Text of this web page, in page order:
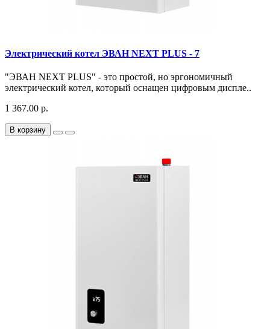
Электрический котел ЭВАН NEXT PLUS - 7
"ЭВАН NEXT PLUS" - это простой, но эргономичный
электрический котел, который оснащен цифровым диспле..
1 367.00 р.
В корзину